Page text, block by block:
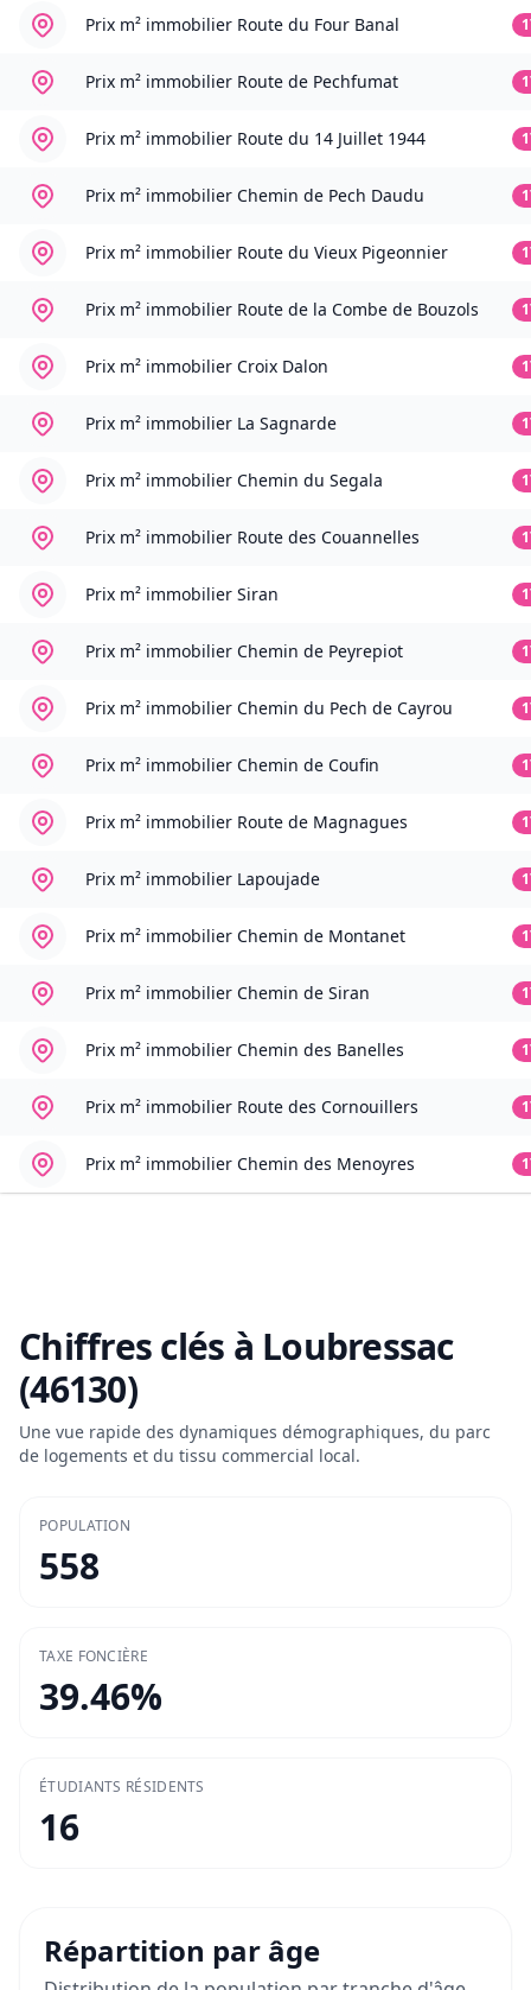
Prix m² immobilier Route du Four Banal
Prix m² immobilier Route de Pechfumat
Prix m² immobilier Route du 14 Juillet 1944
Prix m² immobilier Chemin de Pech Daudu
Prix m² immobilier Route du Vieux Pigeonnier
Prix m² immobilier Route de la Combe de Bouzols
Prix m² immobilier Croix Dalon
Prix m² immobilier La Sagnarde
Prix m² immobilier Chemin du Segala
Prix m² immobilier Route des Couannelles
Prix m² immobilier Siran
Prix m² immobilier Chemin de Peyrepiot
Prix m² immobilier Chemin du Pech de Cayrou
Prix m² immobilier Chemin de Coufin
Prix m² immobilier Route de Magnagues
Prix m² immobilier Lapoujade
Prix m² immobilier Chemin de Montanet
Prix m² immobilier Chemin de Siran
Prix m² immobilier Chemin des Banelles
Prix m² immobilier Route des Cornouillers
Prix m² immobilier Chemin des Menoyres
Chiffres clés à Loubressac
(46130)
Une vue rapide des dynamiques démographiques, du parc
de logements et du tissu commercial local.
POPULATION
558
TAXE FONCIÈRE
39.46%
ÉTUDIANTS RÉSIDENTS
16
Répartition par âge